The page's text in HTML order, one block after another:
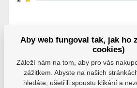
Parametry
Aby web fungoval tak, jak ho
cookies)
Záleží nám na tom, aby pro vás
zážitkem. Abyste na našich
hledáte, ušetřili spoustu klikání a